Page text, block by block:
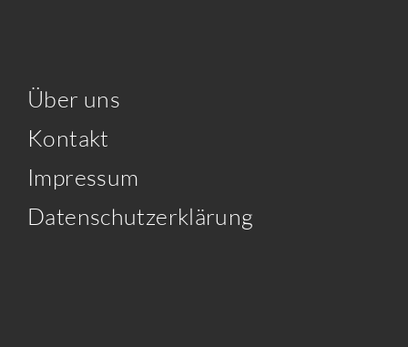
Über uns
Kontakt
Impressum
Datenschutzerklärung